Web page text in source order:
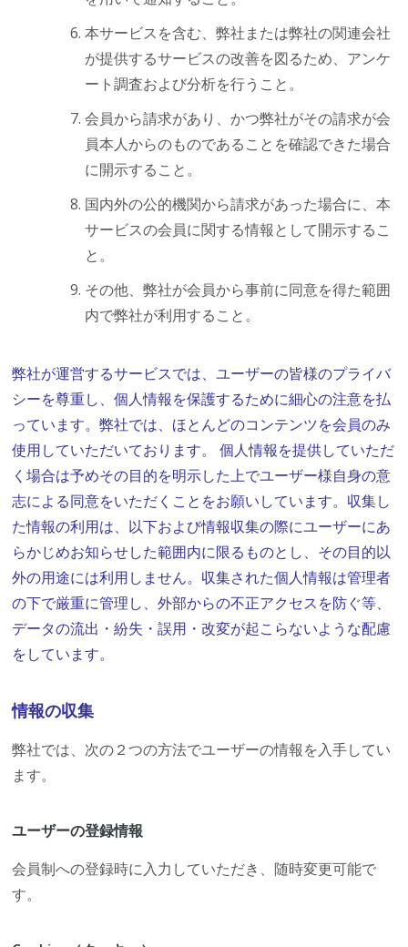
本サービスを含む、弊社または弊社の関連会社
が提供するサービスの改善を図るため、アンケ
ート調査および分析を行うこと。
会員から請求があり、かつ弊社がその請求が会
員本人からのものであることを確認できた場合
に開示すること。
国内外の公的機関から請求があった場合に、本
サービスの会員に関する情報として開示するこ
と。
その他、弊社が会員から事前に同意を得た範囲
内で弊社が利用すること。
弊社が運営するサービスでは、ユーザーの皆様のプライバ
シーを尊重し、個人情報を保護するために細心の注意を払
っています。弊社では、ほとんどのコンテンツを会員のみ
使用していただいております。 個人情報を提供していただ
く場合は予めその目的を明示した上でユーザー様自身の意
志による同意をいただくことをお願いしています。収集し
た情報の利用は、以下および情報収集の際にユーザーにあ
らかじめお知らせした範囲内に限るものとし、その目的以
外の用途には利用しません。収集された個人情報は管理者
の下で厳重に管理し、外部からの不正アクセスを防ぐ等、
データの流出・紛失・誤用・改変が起こらないような配慮
をしています。
情報の収集
弊社では、次の２つの方法でユーザーの情報を入手してい
ます。
ユーザーの登録情報
会員制への登録時に入力していただき、随時変更可能で
す。